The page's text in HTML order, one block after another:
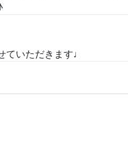
ていただきます♩